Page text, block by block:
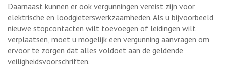
Daarnaast kunnen er ook vergunningen vereist zijn voor
elektrische en loodgieterswerkzaamheden. Als u bijvoorbeeld
nieuwe stopcontacten wilt toevoegen of leidingen wilt
verplaatsen, moet u mogelijk een vergunning aanvragen om
ervoor te zorgen dat alles voldoet aan de geldende
veiligheidsvoorschriften.